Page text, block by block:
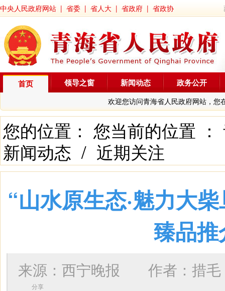
中央人民政府网站 | 省委 | 省人大 | 省政府 | 省政协
首页
欢迎您访问青海省人民政府网站，您
领导之窗 新闻动态 政务公开
您的位置： 您当前的位置 ：
新闻动态 / 近期关注
“山水原生态·魅力大
臻品
来源：西宁晚报 作者： 措毛
分享